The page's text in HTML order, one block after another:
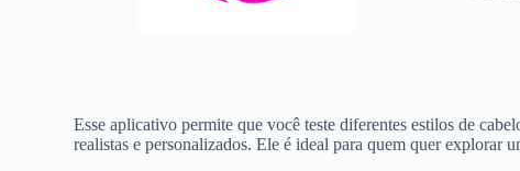
Esse aplicativo permite que você teste diferentes estilos de
realistas e personalizados. Ele é ideal para quem quer explorar